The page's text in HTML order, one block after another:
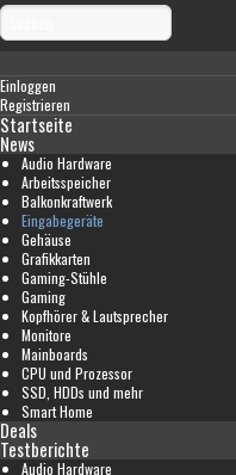
Einloggen
Registrieren
Startseite
News
Audio Hardware
Arbeitsspeicher
Balkonkraftwerk
Eingabegeräte
Gehäuse
Grafikkarten
Gaming-Stühle
Gaming
Kopfhörer & Lautsprecher
Monitore
Mainboards
CPU und Prozessor
SSD, HDDs und mehr
Smart Home
Deals
Testberichte
Audio Hardware